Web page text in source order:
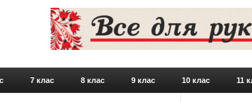
Skip to content
7 клас 8 клас 9 клас 10 клас 11